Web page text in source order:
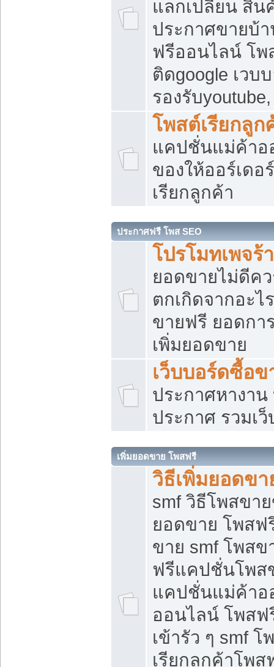
แลกเปลี่ยน สิน
ประกาศขายบ้
ฟรีออนไลน์ โพ
ติดgoogle เวบ
รองรับ
โพสต์เรียกลูก
แคปชั่นแม่ค้าอ
ของให้ออร์เดอ
เรียกลูกค้า
ประกาศฟรี โพส SEO
โปรโมทเพจร้
ยอดขายไม่ดีค
ตกเกิดจากอะไ
ขายฟรี ยอดกา
เพิ่มยอดขาย
เว็บบอร์ดซื้อข
ประกาศหางาน
ประกาศ รวมเ
เพิ่มยอดขาย โพสฟรี
วิธีเพิ่มยอดข
smf วิธีโพสขา
ยอดขาย โพสฟ
ขาย smf โพส
ฟรีแคปชั่นโพส
แคปชั่นแม่ค้า
ออนไลน์ โพสฟ
เข้ารัว ๆ smf
เรียกลูกค้าโพส